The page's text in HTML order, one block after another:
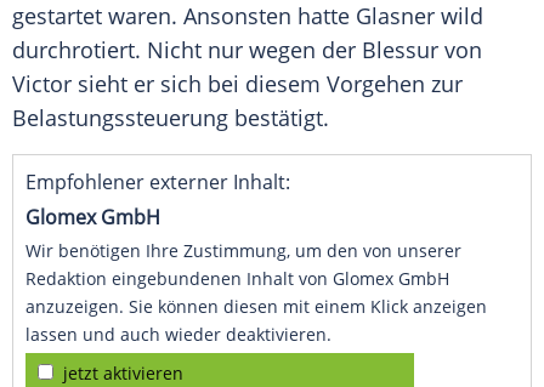
gestartet waren. Ansonsten hatte Glasner wild
durchrotiert. Nicht nur wegen der Blessur von
Victor sieht er sich bei diesem Vorgehen zur
Belastungssteuerung bestätigt.
Empfohlener externer Inhalt:
Glomex GmbH
Wir benötigen Ihre Zustimmung, um den von unserer
Redaktion eingebundenen Inhalt von Glomex GmbH
anzuzeigen. Sie können diesen mit einem Klick anzeigen
lassen und auch wieder deaktivieren.
jetzt aktivieren